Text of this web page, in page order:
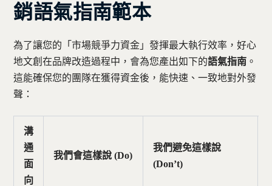
銷語氣指南範本
為了讓您的「市場競爭力資金」發揮最大執行效率，好心
地文創在品牌改造過程中，會為您產出如下的語氣指南 。
這能確保您的團隊在獲得資金後，能快速、一致地對外發
聲：
溝
通
面
向
我們會這樣說 (Do)
我們避免這樣說
(Don’t)